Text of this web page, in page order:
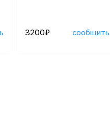
3200₽ сообщить